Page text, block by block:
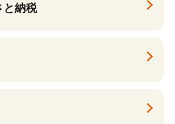
と納税